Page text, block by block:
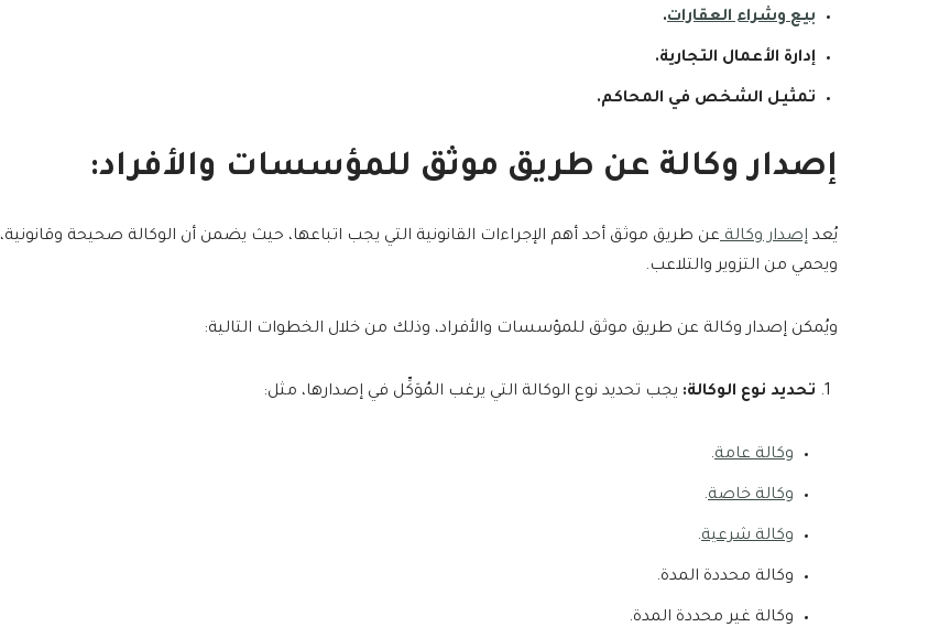
بيع وشراء العقارات.
إدارة الأعمال التجارية.
تمثيل الشخص في المحاكم.
إصدار وكالة عن طريق موثق للمؤسسات والأفراد:
يُعد إصدار وكالةعن طريق موثق أحد أهم الإجراءات القانونية التي يجب اتباعها، حيث يضمن أن الوكالة صحيحة وقانونية،
ويحمي من التزوير والتلاعب.
ويُمكن إصدار وكالة عن طريق موثق للمؤسسات والأفراد، وذلك من خلال الخطوات التالية:
تحديد نوع الوكالة: يجب تحديد نوع الوكالة التي يرغب المُوَكِّل في إصدارها، مثل:
وكالة عامة.
وكالة خاصة.
وكالة شرعية.
وكالة محددة المدة.
وكالة غير محددة المدة.